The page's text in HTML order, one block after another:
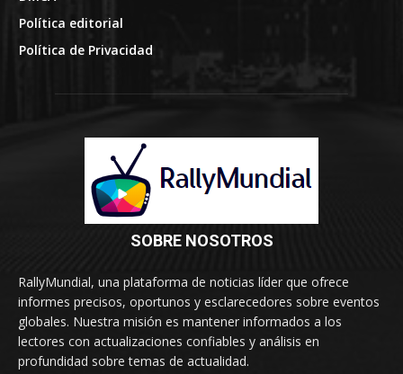
Política editorial
Política de Privacidad
SOBRE NOSOTROS
RallyMundial, una plataforma de noticias líder que ofrece
informes precisos, oportunos y esclarecedores sobre eventos
globales. Nuestra misión es mantener informados a los
lectores con actualizaciones confiables y análisis en
profundidad sobre temas de actualidad.